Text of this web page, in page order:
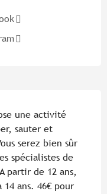
une activité
sauter et
serez bien sûr
spécialistes de
partir de 12 ans,
ans. 46€ pour